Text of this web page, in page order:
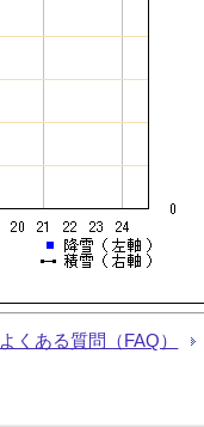
よくある質問（FAQ）